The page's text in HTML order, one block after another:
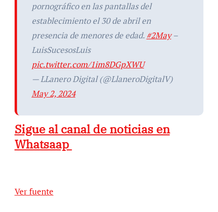
pornográfico en las pantallas del
establecimiento el 30 de abril en
presencia de menores de edad. #2May–
LuisSucesosLuis
pic.twitter.com/1im8DGpXWU
— LLanero Digital (@LlaneroDigitalV)
May 2, 2024
Sigue al canal de noticias en
Whatsaap
Ver fuente